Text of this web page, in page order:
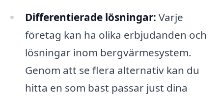
Differentierade lösningar: Varje
företag kan ha olika erbjudanden och
lösningar inom bergvärmesystem.
Genom att se flera alternativ kan du
hitta en som bäst passar just dina